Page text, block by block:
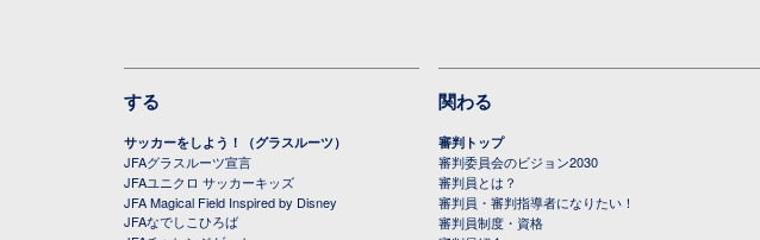
する
サッカーをしよう！（グラスルーツ）
JFAグラスルーツ宣言
JFAユニクロ サッカーキッズ
JFA Magical Field Inspired by Disney
JFAなでしこひろば
関わる
審判トップ
審判委員会のビジョン2030
審判員とは？
審判員・審判指導者になりたい！
審判員制度・資格